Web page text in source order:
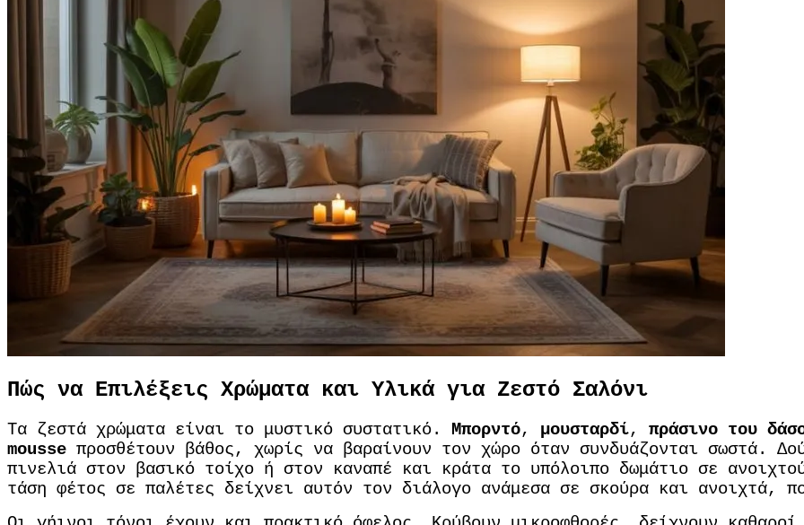
Πώς να Επιλέξεις Χρώματα και Υλικά για Ζεστό Σαλόνι
Τα ζεστά χρώματα είναι το μυστικό συστατικό. Μπορντό, μουσταρδί, πράσινο του
mousse προσθέτουν βάθος, χωρίς να βαραίνουν τον χώρο όταν συνδυάζονται σωστά.
πινελιά στον βασικό τοίχο ή στον καναπέ και κράτα το υπόλοιπο δωμάτιο σε
τάση φέτος σε παλέτες δείχνει αυτόν τον διάλογο ανάμεσα σε σκούρα και ανοιχτά,